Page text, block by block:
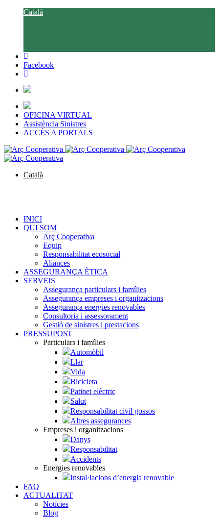
Català
Facebook
OFICINA VIRTUAL
Assistència Sinistres
ACCÉS A PORTALS
Català
INICI
QUI SOM
Arç Cooperativa
Equip
Responsabilitat ecosocial
Aliances
ASSEGURANÇA ÈTICA
SERVEIS
Assegurança particulars i famílies
Assegurança empreses i organitzacions
Assegurança energies renovables
Consultoria i assessorament
Gestió de sinistres i prestacions
PRESSUPOST
Particulars i famílies
Automòbil
Llar
Vida
Bicicleta
Patinet elèctric
Salut
Responsabilitat civil gossos
Altres assegurances
Empreses i organitzacions
Danys
Responsabilitat
Accidents
Energies renovables
Instal·lacions d’energia renovable
FAQ
ACTUALITAT
Notícies
Blog